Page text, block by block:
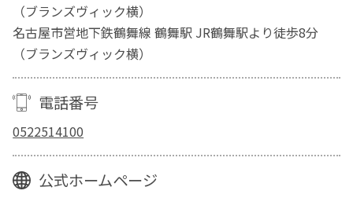
（ブランズヴィック横）
名古屋市営地下鉄鶴舞線 鶴舞駅 JR鶴舞駅より徒歩8分
（ブランズヴィック横）
電話番号
0522514100
公式ホームページ